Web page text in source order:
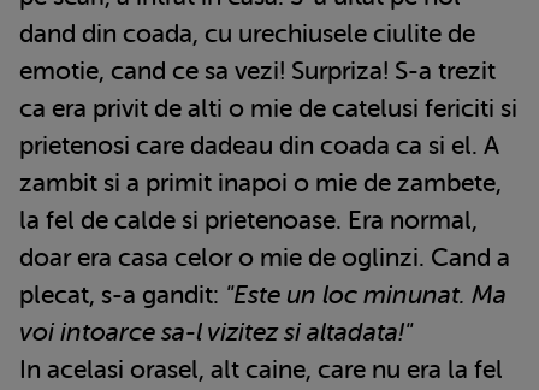
dand din coada, cu urechiusele ciulite de
emotie, cand ce sa vezi! Surpriza! S-a trezit
ca era privit de alti o mie de catelusi fericiti si
prietenosi care dadeau din coada ca si el. A
zambit si a primit inapoi o mie de zambete,
la fel de calde si prietenoase. Era normal,
doar era casa celor o mie de oglinzi. Cand a
plecat, s-a gandit: "Este un loc minunat. Ma
voi intoarce sa-l vizitez si altadata!"
In acelasi orasel, alt caine, care nu era la fel